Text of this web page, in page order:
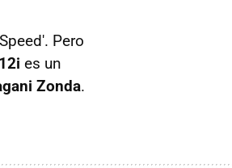
Pero
es un
Zonda.